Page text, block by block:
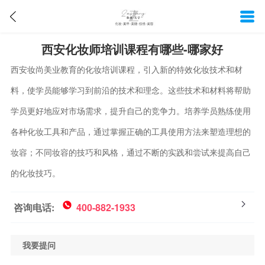
西安化妆师培训课程有哪些-哪家好
西安妆尚美业教育的化妆培训课程，引入新的特效化妆技术和材
料，使学员能够学习到前沿的技术和理念。这些技术和材料将帮助
学员更好地应对市场需求，提升自己的竞争力。培养学员熟练使用
各种化妆工具和产品，通过掌握正确的工具使用方法来塑造理想的
妆容；不同妆容的技巧和风格，通过不断的实践和尝试来提高自己
的化妆技巧。
咨询电话: 400-882-1933
我要提问